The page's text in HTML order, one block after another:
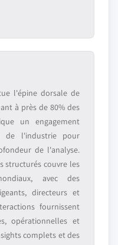
l'épine dorsale de
à près de 80% des
un engagement
de l'industrie pour
de l'analyse.
structurés couvre les
avec des
directeurs et
fournissent
opérationnelles et
complets et des